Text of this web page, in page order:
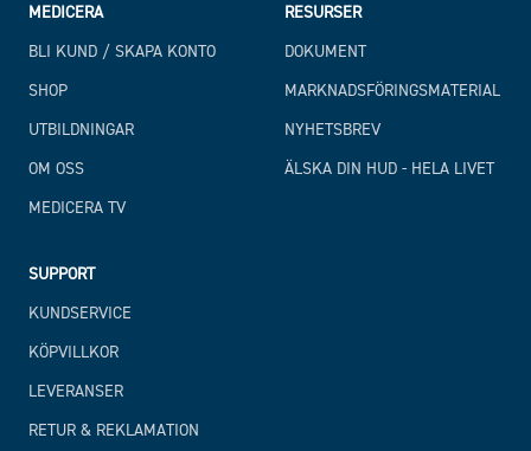
MEDICERA
BLI KUND / SKAPA KONTO
SHOP
UTBILDNINGAR
OM OSS
MEDICERA TV
RESURSER
DOKUMENT
MARKNADSFÖRINGSMATERIAL
NYHETSBREV
ÄLSKA DIN HUD - HELA LIVET
SUPPORT
KUNDSERVICE
KÖPVILLKOR
LEVERANSER
RETUR & REKLAMATION